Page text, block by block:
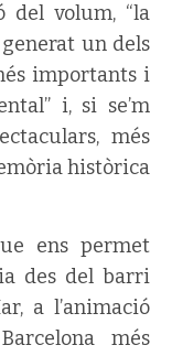
del volum, “la
un dels
importants i
i, si se’m
més
històrica
ens permet
des del barri
a l’animació
més